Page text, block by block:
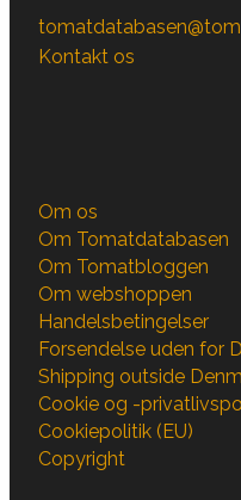
Kontakt os
Om os
Om Tomatdatabasen
Om Tomatbloggen
Om webshoppen
Handelsbetingelser
Forsendelse uden for
Shipping outside
Cookie og -
Cookiepolitik (EU)
Copyright